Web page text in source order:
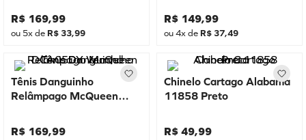
R$ 169,99
ou 5x de R$ 33,99
R$ 149,99
ou4x de R$ 37,49
Tênis Danguinho
Relâmpago McQueen
R$ 169,99
Chinelo Cartago Alabama
11858 Preto
R$ 49,99